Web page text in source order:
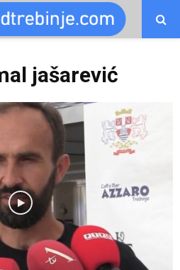
jašarević